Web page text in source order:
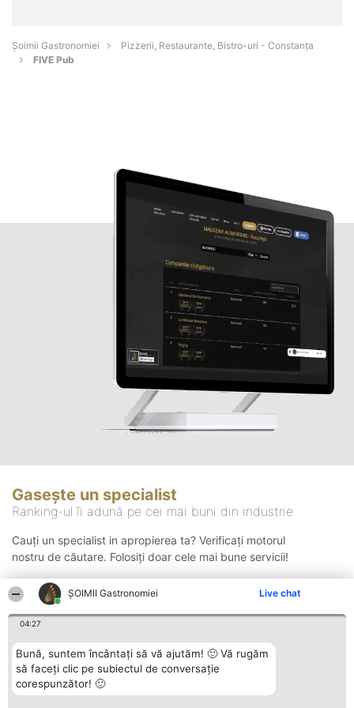
ȘOIMII Gastronomiei Live chat
04:27
Bună, suntem încântați să vă ajutăm! 🙂 Vă rugăm
să faceți clic pe subiectul de conversație
corespunzător! 🙂
Șoimii Gastronomiei
Pizzerii, Restaurante, Bistro-uri - Constanţa
FIVE Pub
Gasește un specialist
Ranking-ul îi adună pe cei mai buni din industrie
Cauți un specialist in apropierea ta? Verificați motorul
nostru de căutare. Folosiți doar cele mai bune servicii!